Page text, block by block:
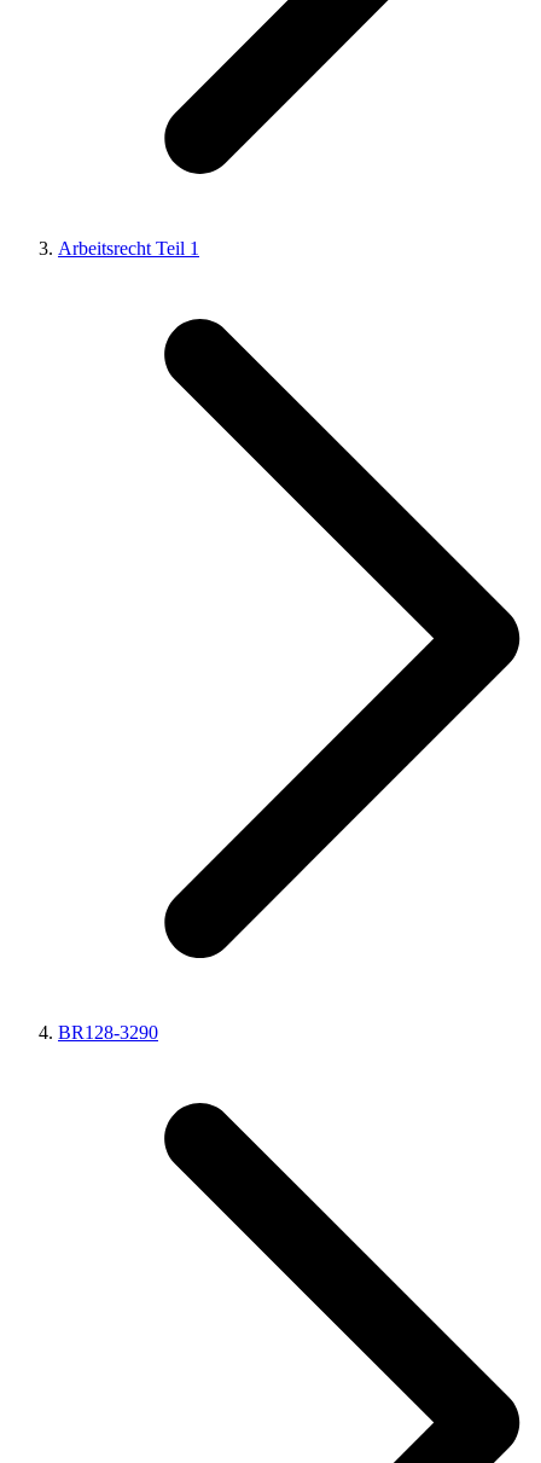
Arbeitsrecht Teil 1
BR128-3290